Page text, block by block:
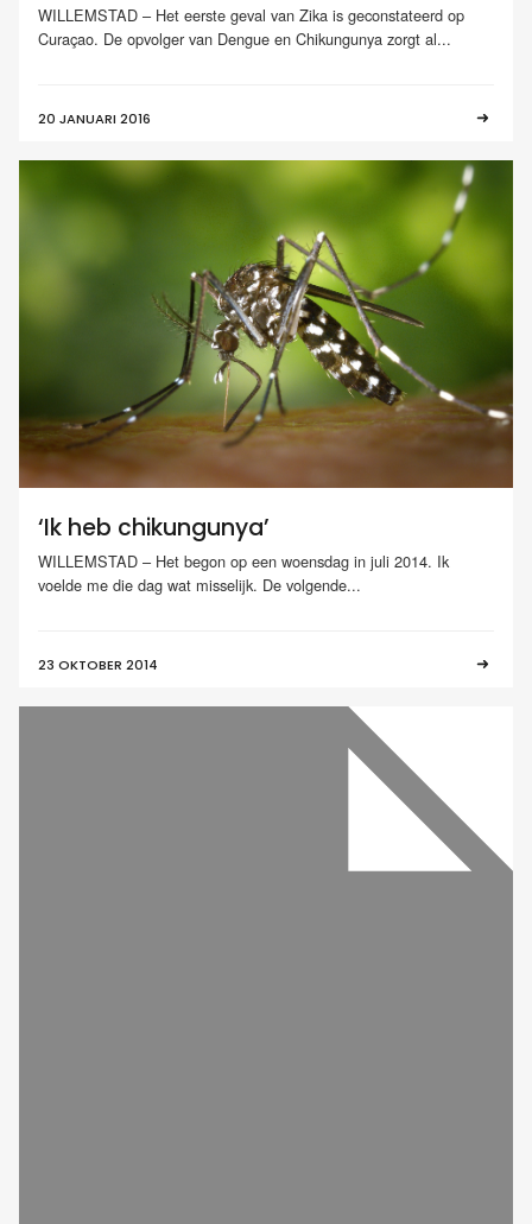
WILLEMSTAD – Het eerste geval van Zika is geconstateerd op
Curaçao. De opvolger van Dengue en Chikungunya zorgt al...
20 JANUARI 2016
‘Ik heb chikungunya’
WILLEMSTAD – Het begon op een woensdag in juli 2014. Ik
voelde me die dag wat misselijk. De volgende...
23 OKTOBER 2014